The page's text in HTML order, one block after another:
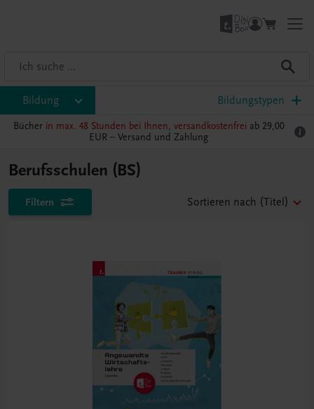
Bildung Bildungstypen
Bücher in max. 48 Stunden bei Ihnen, versandkostenfrei ab 29,00
EUR – Versand und Zahlung
Berufsschulen (BS)
Filtern Sortieren nach (Titel)